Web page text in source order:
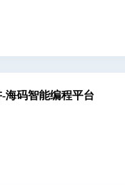
海码智能编程平台